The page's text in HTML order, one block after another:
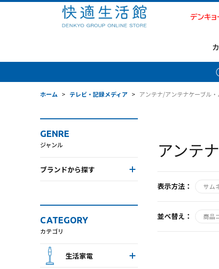
ホーム > テレビ・記録メディア > アンテナ/アンテナケーブル
GENRE
ジャンル
ブランドから探す
CATEGORY
カテゴリ
生活家電
アンテ
表示方法： サム
並べ替え： 商品